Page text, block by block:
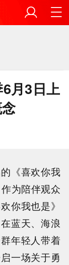
6月3日上
《喜欢你我
为陪伴观众
你我也是》
蓝天、海浪
年轻人带着
一场关于勇